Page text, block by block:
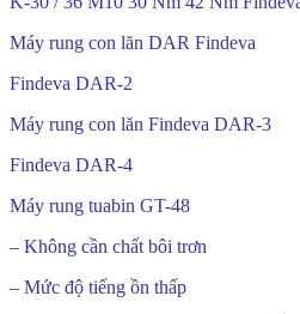
Máy rung con lăn DAR Findeva
Findeva DAR-2
Máy rung con lăn Findeva DAR-3
Findeva DAR-4
Máy rung tuabin GT-48
– Không cần chất bôi trơn
– Mức độ tiếng ồn thấp